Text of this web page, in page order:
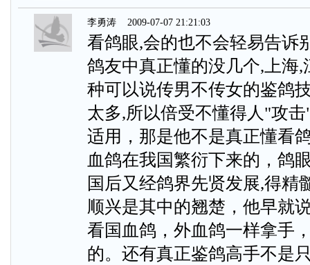
李勇涛 2009-07-07 21:21:03
看鸽眼,会的也不会轻易告诉
鸽友中真正懂的没几个,上海
种可以说传男不传女的鉴鸽
太多,所以倍受不懂得人"攻
适用，那是他不是真正懂看
血鸽在我国繁衍下来的，鸽
国后又经鸽界先贤发展,得精
顺兴是其中的翘楚，他早就
看国血鸽，外血鸽一样拿手
的。还有真正鉴鸽高手不是